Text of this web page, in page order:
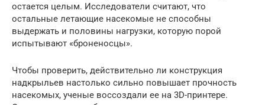
остается целым. Исследователи считают, что
остальные летающие насекомые не способны
выдержать и половины нагрузки, которую порой
испытывают «броненосцы».
Чтобы проверить, действительно ли конструкция
надкрыльев настолько сильно повышает прочность
насекомых, ученые воссоздали ее на 3D-принтере.